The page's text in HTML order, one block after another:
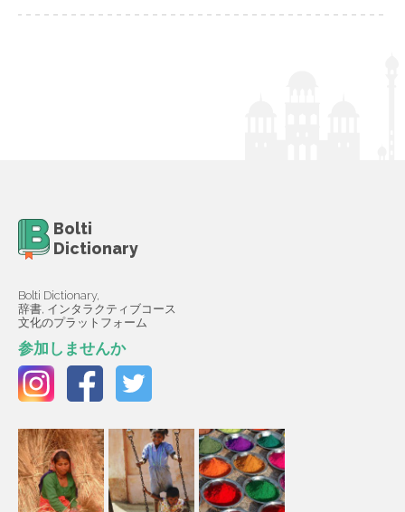
Bolti
Dictionary
Bolti Dictionary,
辞書, インタラクティブコース
文化のプラットフォーム
参加しませんか